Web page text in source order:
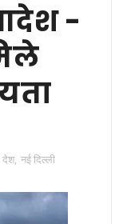
-
देश, नई दिल्ली